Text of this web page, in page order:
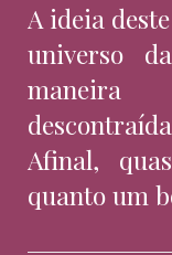
A ideia
universo
maneira
Afinal,
quanto um